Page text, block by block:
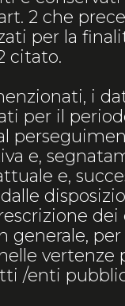
2 che
per la
citato.
i
per il
e,
e,
generale,
vertenze
/enti